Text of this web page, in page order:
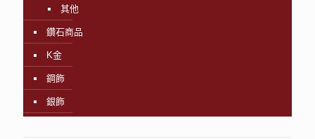
其他
鑽石商品
K金
鋼飾
銀飾